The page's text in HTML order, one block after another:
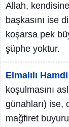
Allah,
başkasını ise
koşarsa pek
şüphe yoktur.
Elmalılı
koşulmasını
günahları) ise,
mağfiret